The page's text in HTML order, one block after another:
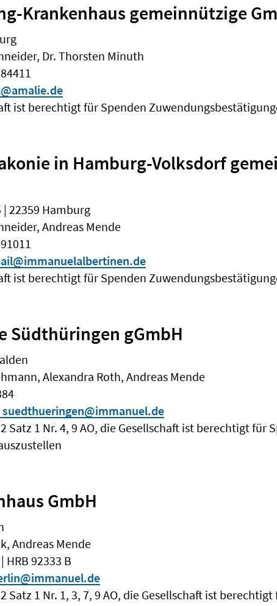
Krankenhaus gemeinnützige
Dr. Thorsten Minuth
ist berechtigt für Spenden
in Hamburg-Volksdorf
22359 Hamburg
Andreas Mende
ist berechtigt für Spenden
Südthüringen gGmbH
Alexandra Roth, Andreas Mende
suedthueringen@immanuel.de
Satz 1 Nr. 4, 9 AO, die Gesellschaft ist berechtigt für
GmbH
Andreas Mende
92333 B
Satz 1 Nr. 1, 3, 7, 9 AO, die Gesellschaft ist